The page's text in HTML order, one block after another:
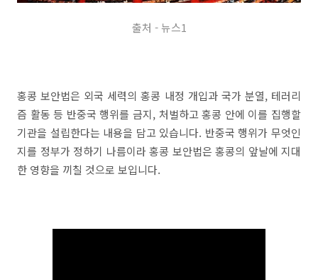
출처 - 뉴스1
홍콩 보안법은 외국 세력의 홍콩 내정 개입과 국가 분열, 테러리
즘 활동 등 반중국 행위를 금지, 처벌하고 홍콩 안에 이를 집행할
기관을 설립한다는 내용을 담고 있습니다. 반중국 행위가 무엇인
지를 정부가 정하기 나름이라 홍콩 보안법은 홍콩의 앞날에 지대
한 영향을 끼칠 것으로 보입니다.